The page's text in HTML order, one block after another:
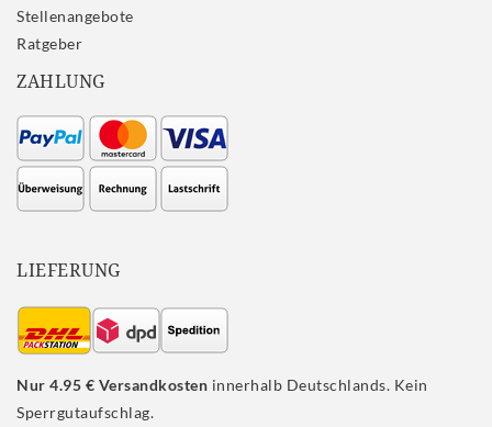
Stellenangebote
Ratgeber
ZAHLUNG
LIEFERUNG
Nur 4.95 € Versandkosten innerhalb Deutschlands. Kein
Sperrgutaufschlag.